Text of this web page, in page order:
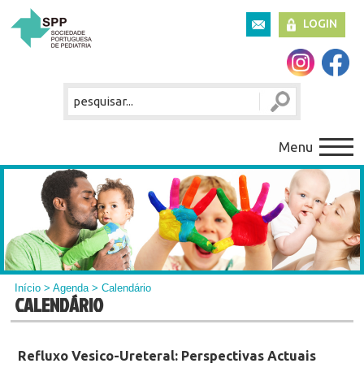
LOGIN
Menu
Início >Agenda> Calendário
CALENDÁRIO
Refluxo Vesico-Ureteral: Perspectivas Actuais